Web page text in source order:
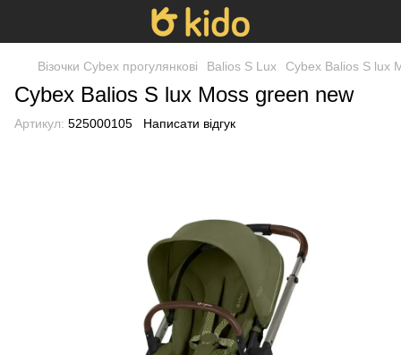
Візочки Cybex прогулянкові Balios S Lux Cybex Balios S lux
Cybex Balios S lux Moss green new
Артикул: 525000105 Написати відгук